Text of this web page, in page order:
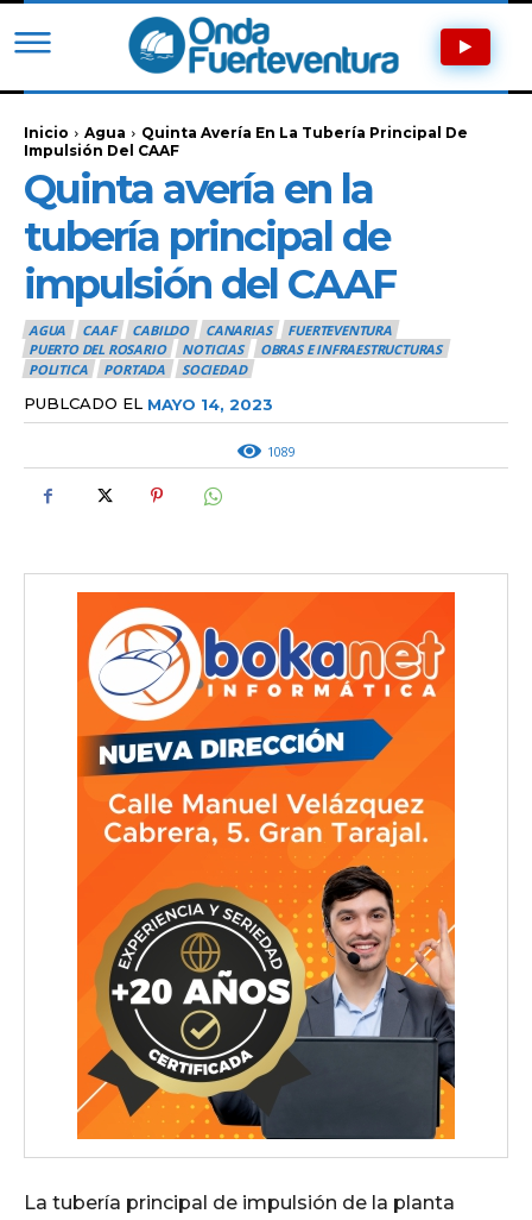
Inicio Agua
Quinta Avería En La Tubería Principal De
Impulsión Del CAAF
Quinta avería en la
tubería principal de
impulsión del CAAF
AGUA CAAF CABILDO CANARIAS
FUERTEVENTURA
PUERTO DEL ROSARIO
NOTICIAS
OBRAS E INFRAESTRUCTURAS
POLITICA
PORTADA SOCIEDAD
PUBLCADO EL MAYO 14, 2023
1089
La tubería principal de impulsión de la planta